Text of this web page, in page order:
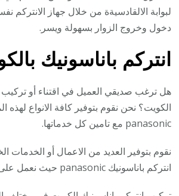
لبوابة الالقادسيةة من خلال جهاز الانتركم
دخول وخروج الزوار بسهولة ويسر.
انتركم باناسونيك
هل ترغب صديقي العميل في اقتناء أو تركيب
الكويت؟ نحن نقوم بتوفير كافة الانواع لهذه
panasonic مع تامين كل خدماتها.
نقوم بتوفير العديد من الاعمال أو الخدمات
انتركم باناسونيك panasonic حيث نعمل على: